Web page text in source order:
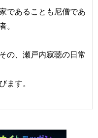
であることも尼僧であ
。
の、瀬戸内寂聴の日常
ます。